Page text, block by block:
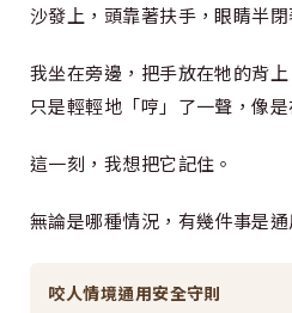
沙發上，頭靠著扶手，眼睛半閉
我坐在旁邊，把手放在牠的背
只是輕輕地「哼」了一聲，像
這一刻，我想把它記住。
無論是哪種情況，有幾件事是通
咬人情境通用安全守則